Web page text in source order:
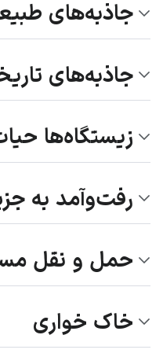
جاذبه‌های
جاذبه‌های
زیستگاه‌ها
رفت‌وآمد به
حمل و نقل
خاک خواری